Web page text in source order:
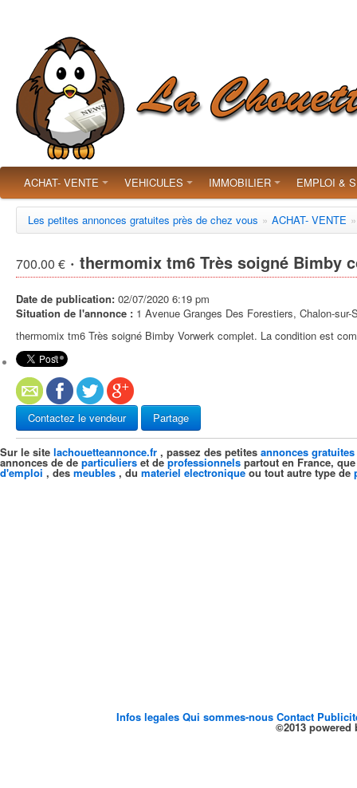
ACHAT- VENTE VEHICULES IMMOBILIER EMPLOI &
Les petites annonces gratuites près de chez vous » ACHAT- VENTE »
700.00 € · thermomix tm6 Très soigné Bimby
Date de publication: 02/07/2020 6:19 pm
Situation de l'annonce : 1 Avenue Granges Des Forestiers, Chalon-
thermomix tm6 Très soigné Bimby Vorwerk complet. La condition est
Contactez le vendeur Partage
Sur le site lachouetteannonce.fr , passez des petites annonces gratuites
annonces de de particuliers et deprofessionnels partout en France,
d'emploi , des meubles , du materiel electroniqueou tout autre type de
Infos legalesQui sommes-nousContact
©2013 powered